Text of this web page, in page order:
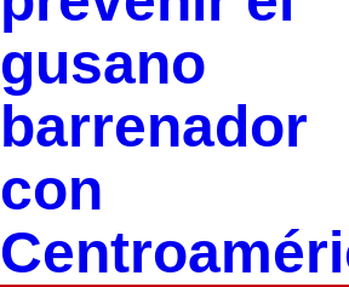
gusano
barrenador
con